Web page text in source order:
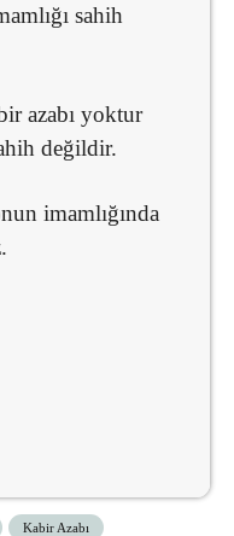
sahih
azabı yoktur
değildir.
imamlığında
Kabir Azabı